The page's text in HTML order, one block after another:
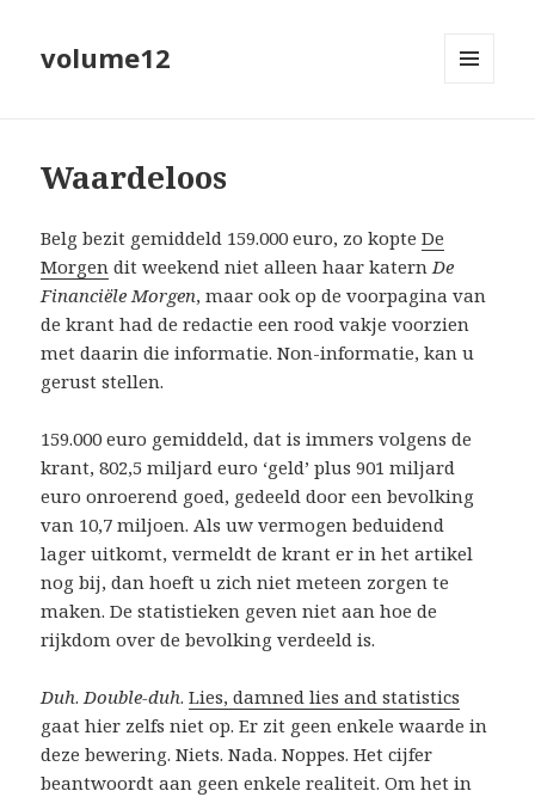
volume12
Waardeloos
Belg bezit gemiddeld 159.000 euro, zo kopteDe
Morgen dit weekend niet alleen haar katernDe
Financiële Morgen, maar ook op de voorpagina van
de krant had de redactie een rood vakje voorzien
met daarin die informatie. Non-informatie, kan u
gerust stellen.
159.000 euro gemiddeld, dat is immers volgens de
krant, 802,5 miljard euro ‘geld’ plus 901 miljard
euro onroerend goed, gedeeld door een bevolking
van 10,7 miljoen. Als uw vermogen beduidend
lager uitkomt, vermeldt de krant er in het artikel
nog bij, dan hoeft u zich niet meteen zorgen te
maken. De statistieken geven niet aan hoe de
rijkdom over de bevolking verdeeld is.
Duh.Double-duh.Lies, damned lies and statistics
gaat hier zelfs niet op. Er zit geen enkele waarde in
deze bewering. Niets. Nada. Noppes. Het cijfer
beantwoordt aan geen enkele realiteit. Om het in